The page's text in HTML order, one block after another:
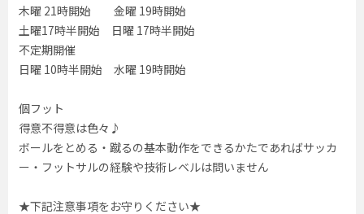
木曜 21時開始 金曜 19時開始
土曜17時半開始 日曜 17時半開始
不定期開催
日曜 10時半開始 水曜 19時開始
個フット
得意不得意は色々♪
ボールをとめる・蹴るの基本動作をできるかたであればサッカ
ー・フットサルの経験や技術レベルは問いません
★下記注意事項をお守りください★